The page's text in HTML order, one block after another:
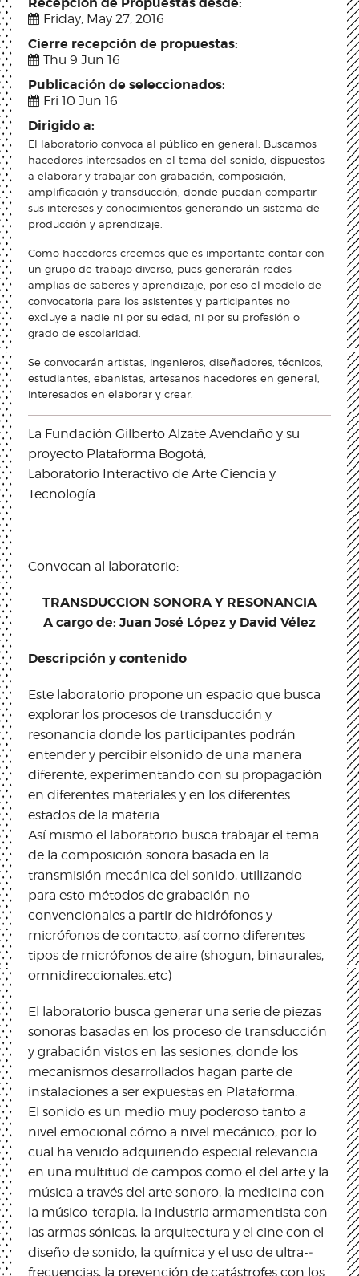
Friday, May 27, 2016
Cierre recepción de propuestas:
Thu 9 Jun 16
Publicación de seleccionados:
Fri 10 Jun 16
Dirigido a:
El laboratorio convoca al público en general. Buscamos
hacedores interesados en el tema del sonido, dispuestos
a elaborar y trabajar con grabación, composición,
amplificación y transducción, donde puedan compartir
sus intereses y conocimientos generando un sistema de
producción y aprendizaje.
Como hacedores creemos que es importante contar con
un grupo de trabajo diverso, pues generarán redes
amplias de saberes y aprendizaje, por eso el modelo de
convocatoria para los asistentes y participantes no
excluye a nadie ni por su edad, ni por su profesión o
grado de escolaridad.
Se convocarán artistas, ingenieros, diseñadores, técnicos,
estudiantes, ebanistas, artesanos hacedores en general,
interesados en elaborar y crear.
La Fundación Gilberto Alzate Avendaño y su
proyecto Plataforma Bogotá,
Laboratorio Interactivo de Arte Ciencia y
Tecnología
Convocan al laboratorio:
TRANSDUCCION SONORA Y RESONANCIA
A cargo de: Juan José López y David Vélez
Descripción y contenido
Este laboratorio propone un espacio que busca
explorar los procesos de transducción y
resonancia donde los participantes podrán
entender y percibir elsonido de una manera
diferente, experimentando con su propagación
en diferentes materiales y en los diferentes
estados de la materia.
Así mismo el laboratorio busca trabajar el tema
de la composición sonora basada en la
transmisión mecánica del sonido, utilizando
para esto métodos de grabación no
convencionales a partir de hidrófonos y
micrófonos de contacto, así como diferentes
tipos de micrófonos de aire (shogun, binaurales,
omnidireccionales..etc)
El laboratorio busca generar una serie de piezas
sonoras basadas en los proceso de transducción
y grabación vistos en las sesiones, donde los
mecanismos desarrollados hagan parte de
instalaciones a ser expuestas en Plataforma.
El sonido es un medio muy poderoso tanto a
nivel emocional cómo a nivel mecánico, por lo
cual ha venido adquiriendo especial relevancia
en una multitud de campos como el del arte y la
música a través del arte sonoro, la medicina con
la músico-terapia, la industria armamentista con
las armas sónicas, la arquitectura y el cine con el
diseño de sonido, la química y el uso de ultra-­‐
frecuencias, la prevención de catástrofes con los